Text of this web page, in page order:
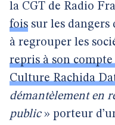
la CGT de Radio
fois sur les
à regrouper les
repris à son
Culture Rachida
démantèlement en
public» porteur